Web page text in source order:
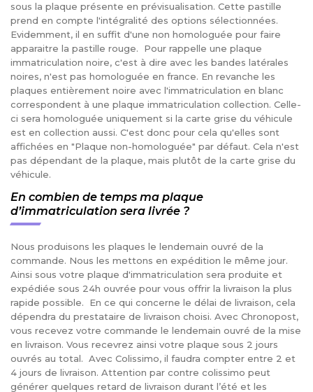
sous la plaque présente en prévisualisation. Cette pastille
prend en compte l'intégralité des options sélectionnées.
Evidemment, il en suffit d'une non homologuée pour faire
apparaitre la pastille rouge. Pour rappelle une plaque
immatriculation noire, c'est à dire avec les bandes latérales
noires, n'est pas homologuée en france. En revanche les
plaques entièrement noire avec l'immatriculation en blanc
correspondent à une plaque immatriculation collection. Celle-
ci sera homologuée uniquement si la carte grise du véhicule
est en collection aussi. C'est donc pour cela qu'elles sont
affichées en "Plaque non-homologuée" par défaut. Cela n'est
pas dépendant de la plaque, mais plutôt de la carte grise du
véhicule.
En combien de temps ma plaque
d’immatriculation sera livrée ?
Nous produisons les plaques le lendemain ouvré de la
commande. Nous les mettons en expédition le même jour.
Ainsi sous votre plaque d'immatriculation sera produite et
expédiée sous 24h ouvrée pour vous offrir la livraison la plus
rapide possible. En ce qui concerne le délai de livraison, cela
dépendra du prestataire de livraison choisi. Avec Chronopost,
vous recevez votre commande le lendemain ouvré de la mise
en livraison. Vous recevrez ainsi votre plaque sous 2 jours
ouvrés au total. Avec Colissimo, il faudra compter entre 2 et
4 jours de livraison. Attention par contre colissimo peut
générer quelques retard de livraison durant l’été et les